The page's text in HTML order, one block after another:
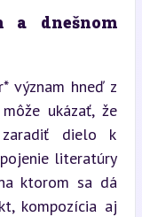
a dnešnom
význam hneď z
ukázať, že
zaradiť dielo k
literatúry
ktorom sa dá
kompozícia aj